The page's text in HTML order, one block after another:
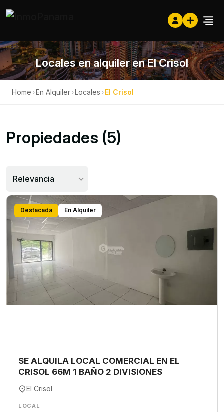
Locales en alquiler en El Crisol
Home ›En Alquiler›Locales ›El Crisol
Propiedades (5)
Relevancia
Destacada En Alquiler
SE ALQUILA LOCAL COMERCIAL EN EL
CRISOL 66M 1 BAÑO 2 DIVISIONES
El Crisol
LOCAL